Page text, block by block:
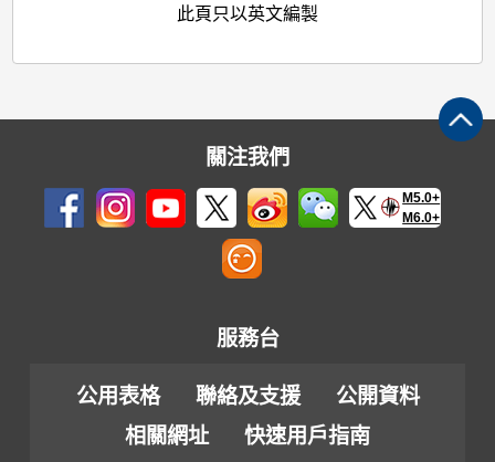
此頁只以英文編製
關注我們
M5.0+
M6.0+
服務台
公用表格 聯絡及支援
公開資料
相關網址
快速用戶指南